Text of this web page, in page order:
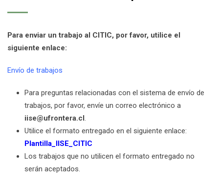
Para enviar un trabajo al CITIC, por favor, utilice el
siguiente enlace:
Envío de trabajos
Para preguntas relacionadas con el sistema de envío de
trabajos, por favor, envíe un correo electrónico a
iise@ufrontera.cl.
Utilice el formato entregado en el siguiente enlace:
Plantilla_IISE_CITIC
Los trabajos que no utilicen el formato entregado no
serán aceptados.